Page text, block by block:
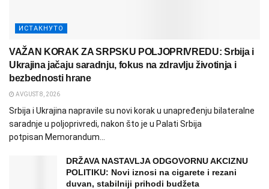
ИСТАКНУТО
VAŽAN KORAK ZA SRPSKU POLJOPRIVREDU: Srbija i
Ukrajina jačaju saradnju, fokus na zdravlju životinja i
bezbednosti hrane
AVGUST 8, 2026
Srbija i Ukrajina napravile su novi korak u unapređenju bilateralne
saradnje u poljoprivredi, nakon što je u Palati Srbija
potpisan Memorandum...
DRŽAVA NASTAVLJA ODGOVORNU AKCIZNU
POLITIKU: Novi iznosi na cigarete i rezani
duvan, stabilniji prihodi budžeta